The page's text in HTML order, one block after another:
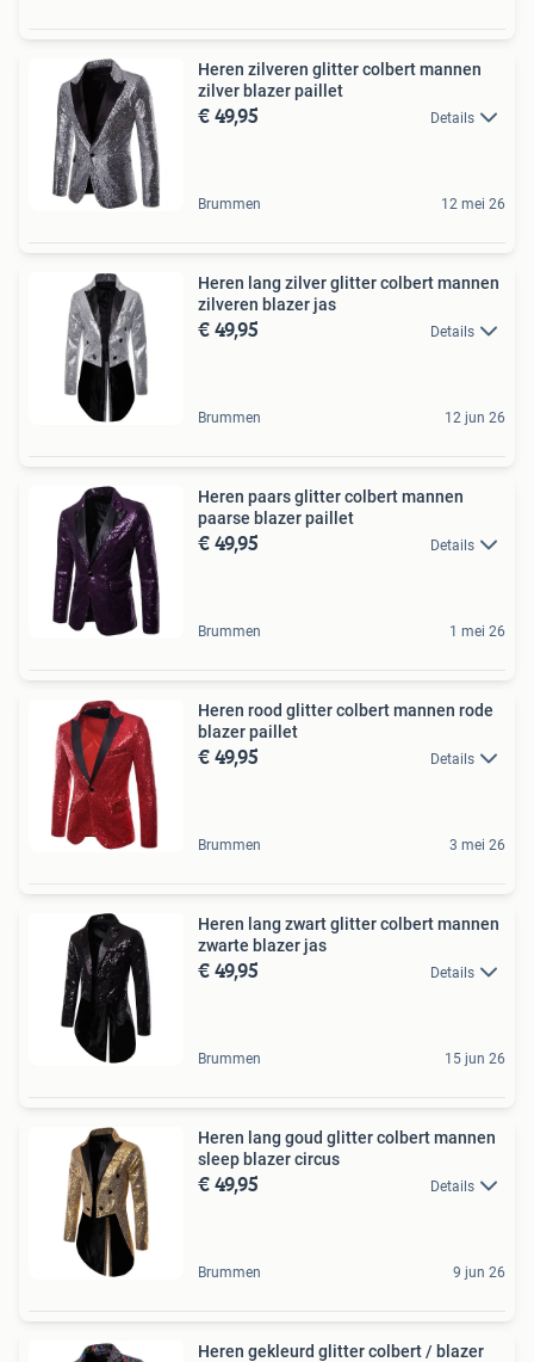
Heren zilveren glitter colbert mannen
zilver blazer paillet
€ 49,95 Details
Brummen 12 mei 26
Heren lang zilver glitter colbert mannen
zilveren blazer jas
€ 49,95 Details
Brummen 12 jun 26
Heren paars glitter colbert mannen
paarse blazer paillet
€ 49,95 Details
Brummen 1 mei 26
Heren rood glitter colbert mannen rode
blazer paillet
€ 49,95 Details
Brummen 3 mei 26
Heren lang zwart glitter colbert mannen
zwarte blazer jas
€ 49,95 Details
Brummen 15 jun 26
Heren lang goud glitter colbert mannen
sleep blazer circus
€ 49,95 Details
Brummen 9 jun 26
Heren gekleurd glitter colbert / blazer